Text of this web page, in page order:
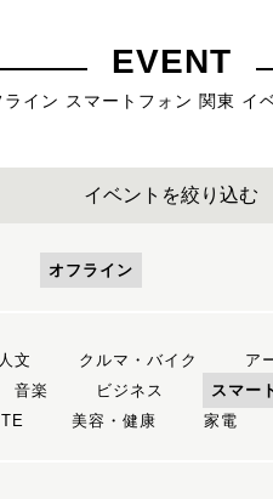
EVENT
ライン スマートフォン 関東 イ
イベントを絞り込む
オフライン
人文 クルマ・バイク ア
音楽 ビジネス スマー
美容・健康 家電